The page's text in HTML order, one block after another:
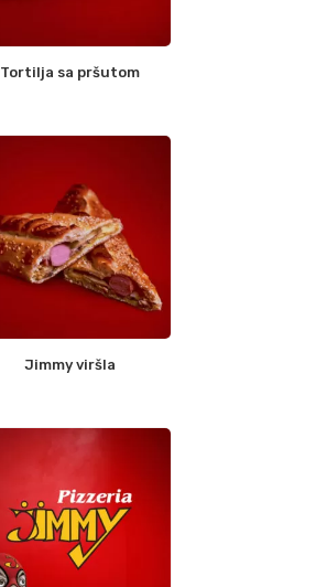
Tortilja sa pršutom
Jimmy viršla